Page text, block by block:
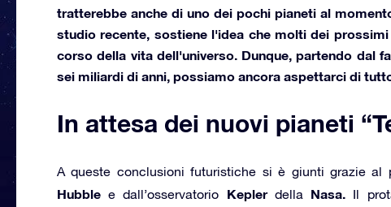
tratterebbe anche di uno dei pochi pianeti al
studio recente, sostiene l'idea che molti dei
corso della vita dell'universo. Dunque, partendo dal
sei miliardi di anni, possiamo ancora aspettarci di
In attesa dei nuovi pianeti
A queste conclusioni futuristiche si è giunti grazie al
Hubble e dall’osservatorio Keplerdella Nasa. Il